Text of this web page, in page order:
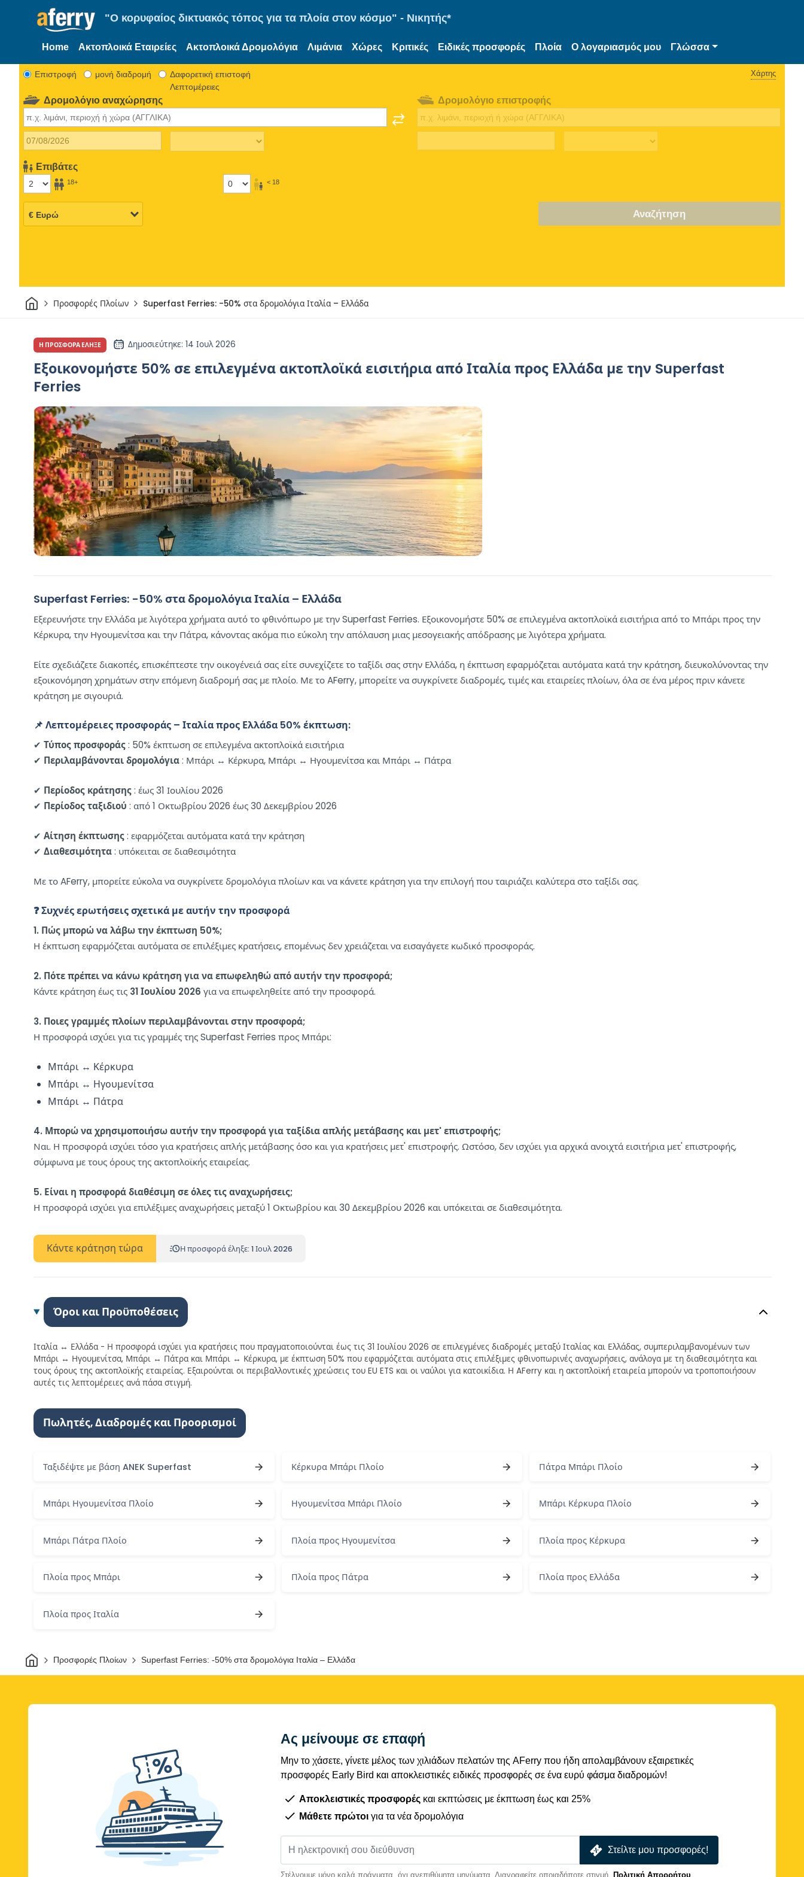
"Ο κορυφαίος δικτυακός τόπος για τα πλοία στον κόσμο" - Νικητής*
Home Ακτοπλοικά Εταιρείες Ακτοπλοικά Δρομολόγια Λιμάνια Χώρες Κριτικές Ειδικές προσφορές Πλοία Ο λογαριασμός μου Γλώσσα
Eπιστροφή μονή διαδρομή
Δαφορετική επιστοφή
Λεπτομέρειες
Χάρτης
Δρομολόγιο αναχώρησης
Επιβάτες
18+ < 18
Δρομολόγιο επιστροφής
Αναζήτηση
ΣπίτιΠροσφορές Πλοίων Superfast Ferries: -50% στα δρομολόγια Ιταλία – Ελλάδα
Η ΠΡΟΣΦΟΡΆ ΈΛΗΞΕ Δημοσιεύτηκε: 14 Ιουλ 2026
Εξοικονομήστε 50% σε επιλεγμένα ακτοπλοϊκά εισιτήρια από Ιταλία προς Ελλάδα με την Superfast
Ferries
Superfast Ferries: -50% στα δρομολόγια Ιταλία – Ελλάδα
Εξερευνήστε την Ελλάδα με λιγότερα χρήματα αυτό το φθινόπωρο με την Superfast Ferries. Εξοικονομήστε 50% σε επιλεγμένα ακτοπλοϊκά εισιτήρια από το Μπάρι προς την
Κέρκυρα, την Ηγουμενίτσα και την Πάτρα, κάνοντας ακόμα πιο εύκολη την απόλαυση μιας μεσογειακής απόδρασης με λιγότερα χρήματα.
Είτε σχεδιάζετε διακοπές, επισκέπτεστε την οικογένειά σας είτε συνεχίζετε το ταξίδι σας στην Ελλάδα, η έκπτωση εφαρμόζεται αυτόματα κατά την κράτηση, διευκολύνοντας την
εξοικονόμηση χρημάτων στην επόμενη διαδρομή σας με πλοίο. Με το AFerry, μπορείτε να συγκρίνετε διαδρομές, τιμές και εταιρείες πλοίων, όλα σε ένα μέρος πριν κάνετε
κράτηση με σιγουριά.
📌 Λεπτομέρειες προσφοράς – Ιταλία προς Ελλάδα 50% έκπτωση:
✔ Τύπος προσφοράς: 50% έκπτωση σε επιλεγμένα ακτοπλοϊκά εισιτήρια
✔ Περιλαμβάνονται δρομολόγια: Μπάρι ↔ Κέρκυρα, Μπάρι ↔ Ηγουμενίτσα και Μπάρι ↔ Πάτρα
✔ Περίοδος κράτησης: έως 31 Ιουλίου 2026
✔ Περίοδος ταξιδιού : από 1 Οκτωβρίου 2026 έως 30 Δεκεμβρίου 2026
✔ Αίτηση έκπτωσης: εφαρμόζεται αυτόματα κατά την κράτηση
✔ Διαθεσιμότητα: υπόκειται σε διαθεσιμότητα
Με το AFerry, μπορείτε εύκολα να συγκρίνετε δρομολόγια πλοίων και να κάνετε κράτηση για την επιλογή που ταιριάζει καλύτερα στο ταξίδι σας.
❓ Συχνές ερωτήσεις σχετικά με αυτήν την προσφορά
1. Πώς μπορώ να λάβω την έκπτωση 50%;
Η έκπτωση εφαρμόζεται αυτόματα σε επιλέξιμες κρατήσεις, επομένως δεν χρειάζεται να εισαγάγετε κωδικό προσφοράς.
2. Πότε πρέπει να κάνω κράτηση για να επωφεληθώ από αυτήν την προσφορά;
Κάντε κράτηση έως τις 31 Ιουλίου 2026 για να επωφεληθείτε από την προσφορά.
3. Ποιες γραμμές πλοίων περιλαμβάνονται στην προσφορά;
Η προσφορά ισχύει για τις γραμμές της Superfast Ferries προς Μπάρι:
Μπάρι ↔ Κέρκυρα
Μπάρι ↔ Ηγουμενίτσα
Μπάρι ↔ Πάτρα
4. Μπορώ να χρησιμοποιήσω αυτήν την προσφορά για ταξίδια απλής μετάβασης και μετ' επιστροφής;
Ναι. Η προσφορά ισχύει τόσο για κρατήσεις απλής μετάβασης όσο και για κρατήσεις μετ' επιστροφής. Ωστόσο, δεν ισχύει για αρχικά ανοιχτά εισιτήρια μετ' επιστροφής,
σύμφωνα με τους όρους της ακτοπλοϊκής εταιρείας.
5. Είναι η προσφορά διαθέσιμη σε όλες τις αναχωρήσεις;
Η προσφορά ισχύει για επιλέξιμες αναχωρήσεις μεταξύ 1 Οκτωβρίου και 30 Δεκεμβρίου 2026 και υπόκειται σε διαθεσιμότητα.
Κάντε κράτηση τώρα Η προσφορά έληξε: 1 Ιουλ 2026
Όροι και Προϋποθέσεις
Ιταλία ↔ Ελλάδα - Η προσφορά ισχύει για κρατήσεις που πραγματοποιούνται έως τις 31 Ιουλίου 2026 σε επιλεγμένες διαδρομές μεταξύ Ιταλίας και Ελλάδας, συμπεριλαμβανομένων των
Μπάρι ↔ Ηγουμενίτσα, Μπάρι ↔ Πάτρα και Μπάρι ↔ Κέρκυρα, με έκπτωση 50% που εφαρμόζεται αυτόματα στις επιλέξιμες φθινοπωρινές αναχωρήσεις, ανάλογα με τη διαθεσιμότητα και
τους όρους της ακτοπλοϊκής εταιρείας. Εξαιρούνται οι περιβαλλοντικές χρεώσεις του EU ETS και οι ναύλοι για κατοικίδια. Η AFerry και η ακτοπλοϊκή εταιρεία μπορούν να τροποποιήσουν
αυτές τις λεπτομέρειες ανά πάσα στιγμή.
Πωλητές, Διαδρομές και Προορισμοί
Ταξιδέψτε με βάση ANEK Superfast Κέρκυρα Μπάρι Πλοίο Πάτρα Μπάρι Πλοίο
Μπάρι Ηγουμενίτσα Πλοίο Ηγουμενίτσα Μπάρι Πλοίο Μπάρι Κέρκυρα Πλοίο
Μπάρι Πάτρα Πλοίο Πλοία προς Ηγουμενίτσα Πλοία προς Κέρκυρα
Πλοία προς Μπάρι Πλοία προς Πάτρα Πλοία προς Ελλάδα
Πλοία προς Ιταλία
ΣπίτιΠροσφορές Πλοίων Superfast Ferries: -50% στα δρομολόγια Ιταλία – Ελλάδα
Ας μείνουμε σε επαφή
Μην το χάσετε, γίνετε μέλος των χιλιάδων πελατών της AFerry που ήδη απολαμβάνουν εξαιρετικές
προσφορές Early Bird και αποκλειστικές ειδικές προσφορές σε ένα ευρύ φάσμα διαδρομών!
Αποκλειστικές προσφορές και εκπτώσεις με έκπτωση έως και 25%
Μάθετε πρώτοι για τα νέα δρομολόγια
Στείλτε μου προσφορές!
Στέλνουμε μόνο καλά πράγματα, όχι ανεπιθύμητα μηνύματα. Διαγραφείτε οποιαδήποτε στιγμή. Πολιτική Απορρήτου